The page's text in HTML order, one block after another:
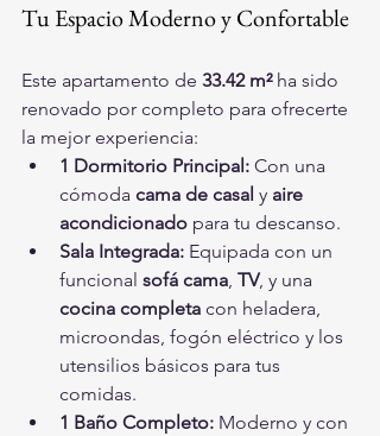
Tu Espacio Moderno y Confortable
Este apartamento de 33.42 m² ha sido
renovado por completo para ofrecerte
la mejor experiencia:
1 Dormitorio Principal: Con una
cómoda cama de casal y aire
acondicionado para tu descanso.
Sala Integrada: Equipada con un
funcional sofá cama, TV, y una
cocina completa con heladera,
microondas, fogón eléctrico y los
utensilios básicos para tus
comidas.
1 Baño Completo: Moderno y con